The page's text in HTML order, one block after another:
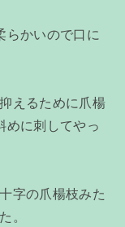
らかいので口に
えるために爪楊
めに刺してやっ
字の爪楊枝みた
。